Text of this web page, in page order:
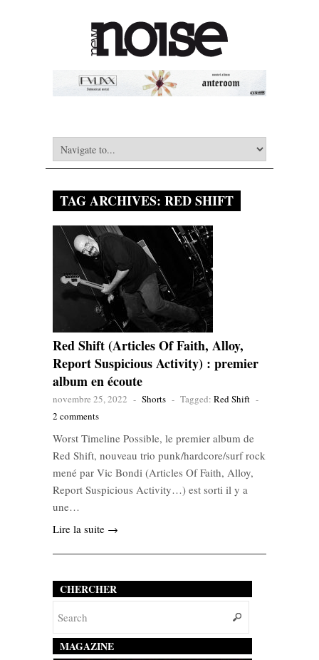
TAG ARCHIVES: RED SHIFT
Red Shift (Articles Of Faith, Alloy,
Report Suspicious Activity) : premier
album en écoute
novembre 25, 2022 - Shorts - Tagged: Red Shift -
2 comments
Worst Timeline Possible, le premier album de
Red Shift, nouveau trio punk/hardcore/surf rock
mené par Vic Bondi (Articles Of Faith, Alloy,
Report Suspicious Activity…) est sorti il y a
une…
Lire la suite →
CHERCHER
MAGAZINE